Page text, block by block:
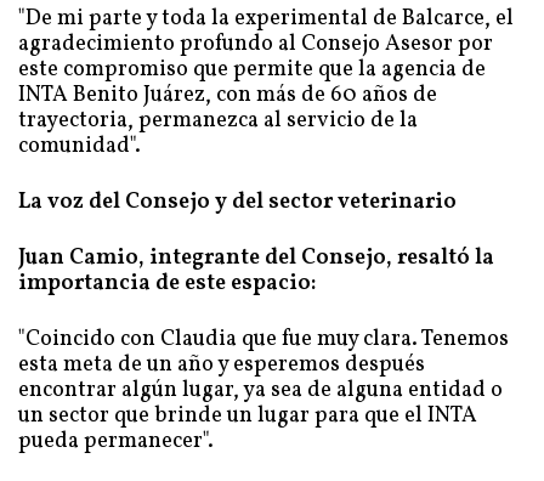
"De mi parte y toda la experimental de Balcarce, el
agradecimiento profundo al Consejo Asesor por
este compromiso que permite que la agencia de
INTA Benito Juárez, con más de 60 años de
trayectoria, permanezca al servicio de la
comunidad".
La voz del Consejo y del sector veterinario
Juan Camio, integrante del Consejo, resaltó la
importancia de este espacio:
"Coincido con Claudia que fue muy clara. Tenemos
esta meta de un año y esperemos después
encontrar algún lugar, ya sea de alguna entidad o
un sector que brinde un lugar para que el INTA
pueda permanecer".